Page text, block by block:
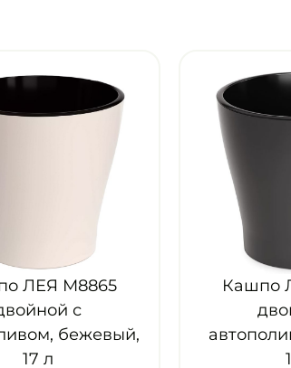
Кашпо ЛЕЯ М8866
двойной с
автополивом, графит,